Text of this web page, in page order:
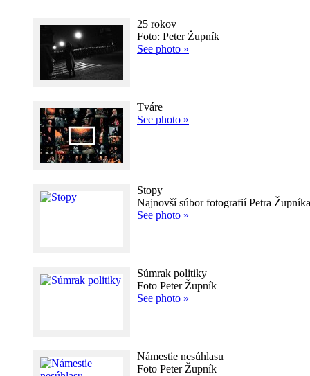
25 rokov
Foto: Peter Župník
See photo »
Tváre
See photo »
Stopy
Najnovší súbor fotografií Petra
See photo »
Súmrak politiky
Foto Peter Župník
See photo »
Námestie nesúhlasu
Foto Peter Župník